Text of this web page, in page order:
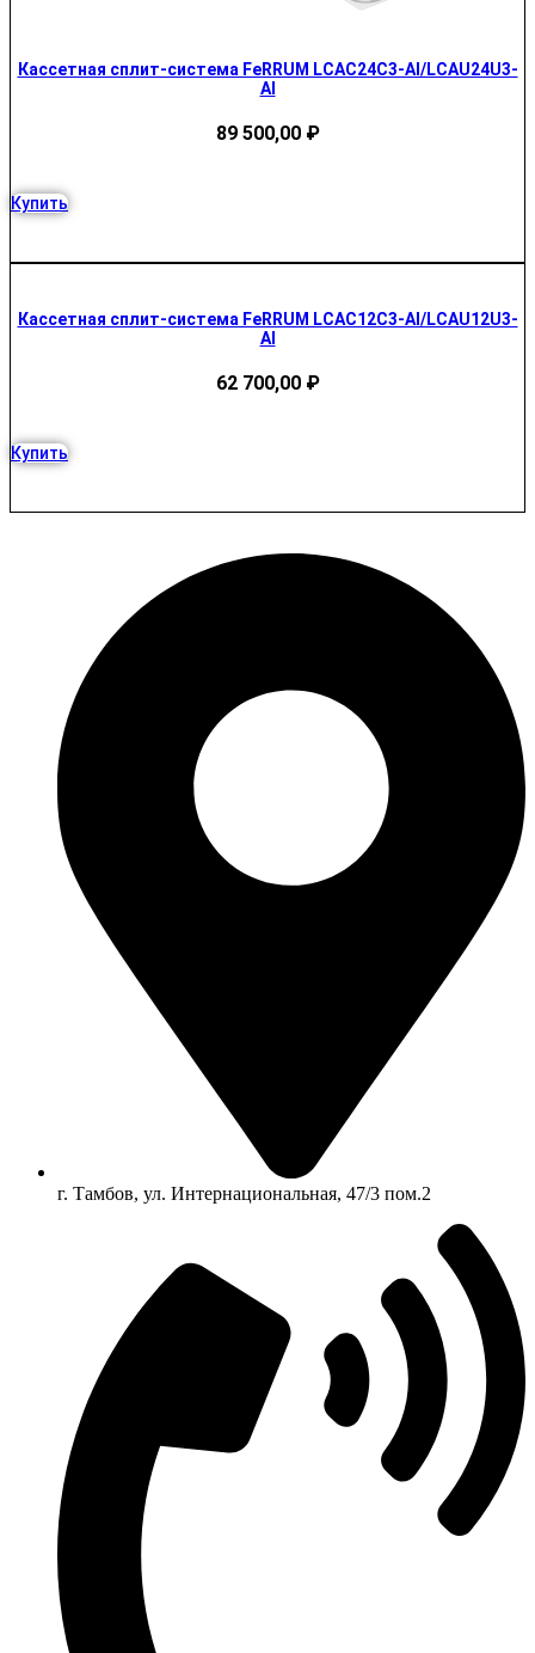
Кассетная сплит-система FeRRUM LCAC24C3-AI/LCAU24U3-
AI
89 500,00 ₽
Купить
Кассетная сплит-система FeRRUM LCAC12C3-AI/LCAU12U3-
AI
62 700,00 ₽
Купить
г. Тамбов, ул. Интернациональная, 47/3 пом.2